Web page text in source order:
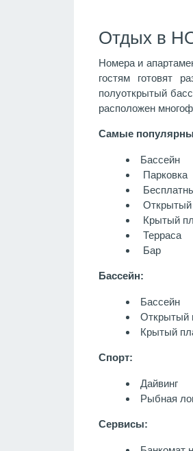
Отдых в
Номера и
гостям готовят
полуоткрытый
расположен
Самые
Бассейн
Парковка
Открытый
Крытый
Терраса
Бар
Бассейн:
Бассейн
Открытый
Крытый
Спорт:
Дайвинг
Рыбная
Сервисы: